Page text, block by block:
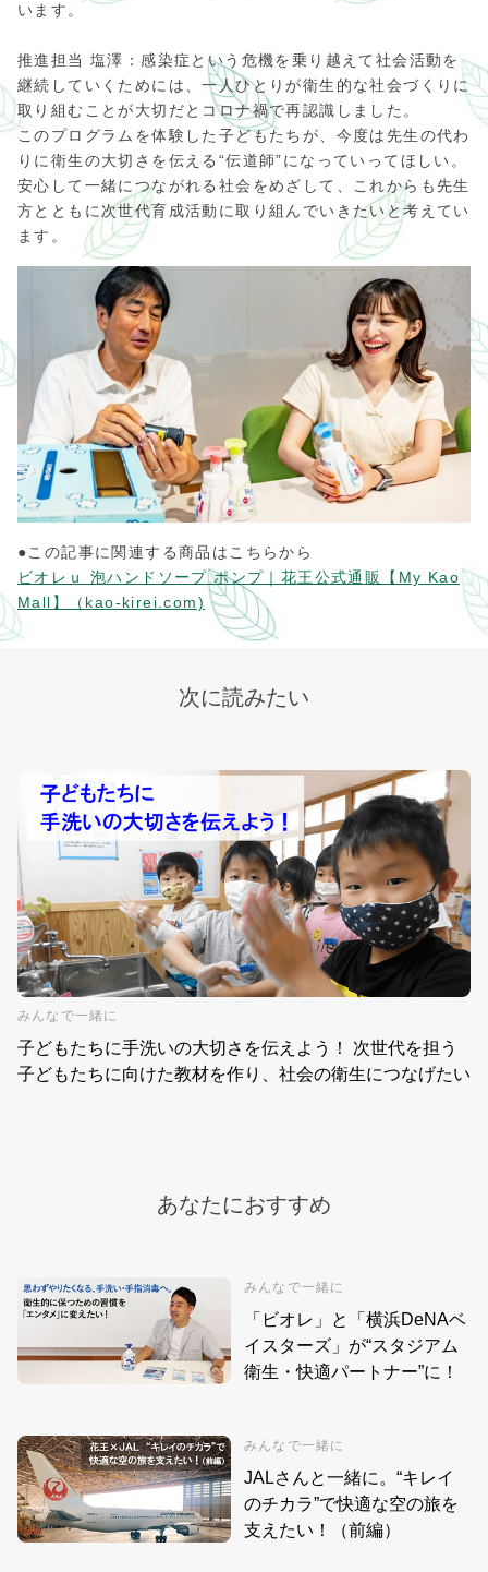
います。
推進担当 塩澤：感染症という危機を乗り越えて社会活動を
継続していくためには、一人ひとりが衛生的な社会づくりに
取り組むことが大切だとコロナ禍で再認識しました。
このプログラムを体験した子どもたちが、今度は先生の代わ
りに衛生の大切さを伝える“伝道師”になっていってほしい。
安心して一緒につながれる社会をめざして、これからも先生
方とともに次世代育成活動に取り組んでいきたいと考えてい
ます。
●この記事に関連する商品はこちらから
ビオレｕ 泡ハンドソープ ポンプ｜花王公式通販【My Kao
Mall】（kao-kirei.com)
次に読みたい
みんなで一緒に
子どもたちに手洗いの大切さを伝えよう！ 次世代を担う
子どもたちに向けた教材を作り、社会の衛生につなげたい
あなたにおすすめ
みんなで一緒に
「ビオレ」と「横浜DeNAベ
イスターズ」が“スタジアム
衛生・快適パートナー”に！
みんなで一緒に
JALさんと一緒に。“キレイ
のチカラ”で快適な空の旅を
支えたい！（前編）